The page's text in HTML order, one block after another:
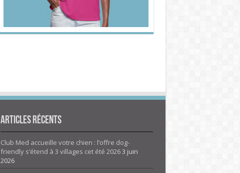
Articles Récents
Club Med accueille votre chien : l’offre dog-
friendly s’étend à 3 villages cet été 20263 juin
2026